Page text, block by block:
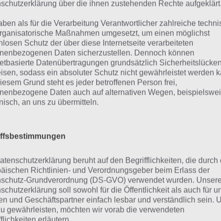
Begriffserklärung
ist die Lösung für das tägliche Bonus Rätsel am
welche Bedeutung hat dieses eigentlich und was gibt es
Wort auch zu Vietnam? Zu bestimmten Lösungen
eine kurze Begriffserklärung!
ist ein Sammelbegriff für Ausstattungen,
welche über den normalen
über die ihnen zustehenden Rechte aufgeklärt.
als für die Verarbeitung Verantwortlicher zahlreiche
Maßnahmen umgesetzt, um einen möglichst
Schutz der über diese Internetseite verarbeiteten
Daten sicherzustellen. Dennoch können
Datenübertragungen grundsätzlich Sicherheitslücken
sodass ein absoluter Schutz nicht gewährleistet werden
Grund steht es jeder betroffenen Person frei,
Daten auch auf alternativen Wegen,
an uns zu übermitteln.
beruht auf den Begrifflichkeiten, die durch
Richtlinien- und Verordnungsgeber beim Erlass der
Grundverordnung (DS-GVO) verwendet wurden. Unsere
soll sowohl für die Öffentlichkeit als auch für
und Geschäftspartner einfach lesbar und verständlich sein.
gewährleisten, möchten wir vorab die verwendeten
erläutern.